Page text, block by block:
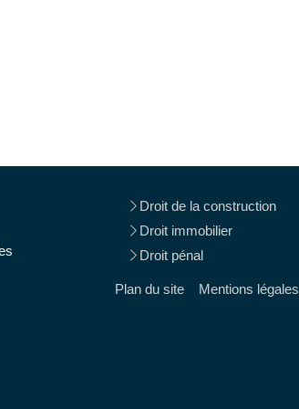
Droit de la construction
Droit immobilier
Droit pénal
Plan du site Mentions légales